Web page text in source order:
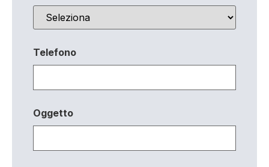
Telefono
Oggetto